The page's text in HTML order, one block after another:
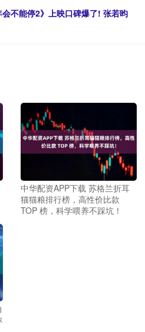
不能停2》上映口碑爆了! 张若昀
中华配资APP下载 苏格兰折耳
猫猫粮排行榜，高性价比款
TOP 榜，科学喂养不踩坑！